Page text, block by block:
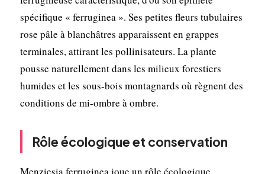
spécifique « ferruginea ». Ses petites fleurs tubulaires
rose pâle à blanchâtres apparaissent en grappes
terminales, attirant les pollinisateurs. La plante
pousse naturellement dans les milieux forestiers
humides et les sous-bois montagnards où règnent des
conditions de mi-ombre à ombre.
Rôle écologique et conservation